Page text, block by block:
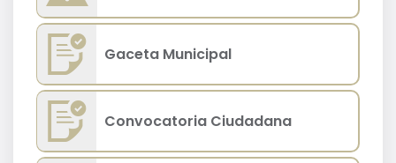
Gaceta Municipal
Convocatoria Ciudadana